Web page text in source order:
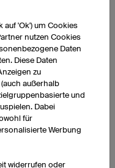
auf 'Ok') um Cookies
nutzen Cookies
Daten
Diese Daten
zu
außerhalb
und
Dabei
für
Werbung
widerrufen oder